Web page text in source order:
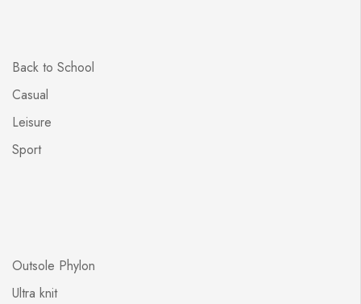
Back to School
Casual
Leisure
Sport
Outsole Phylon
Ultra knit